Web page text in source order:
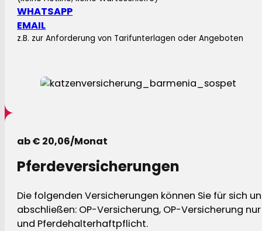
WHATSAPP
EMAIL
z.B. zur Anforderung von Tarifunterlagen oder Angeboten
ab € 20,06/Monat
Pferdeversicherungen
Die folgenden Versicherungen können Sie für sich
abschließen: OP-Versicherung, OP-Versicherung
und Pferdehalterhaftpflicht.